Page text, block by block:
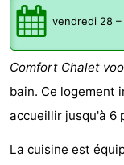
Meersee
Beach
Resort
Nieuwvliet-
Bad
De
Meulinge
-
EuroParcs
Cadzand
-
Hoogduin
-
Noordzee
-
vendredi 28 –
Comfort Chalet
bain. Ce logement
accueillir jusqu'à 6
La cuisine est